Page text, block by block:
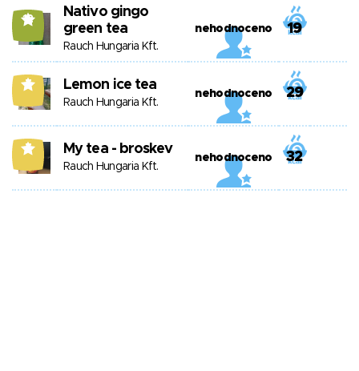
12
Nativo gingo
green tea
Rauch Hungaria Kft.
nehodnoceno 19
7 Lemon ice tea
Rauch Hungaria Kft.
nehodnoceno 29
7 My tea - broskev
Rauch Hungaria Kft.
nehodnoceno 32